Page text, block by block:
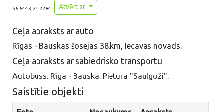
56.6443,24.2284 Atvērt ar
Ceļa apraksts ar auto
Rīgas - Bauskas šosejas 38.km, Iecavas novads.
Ceļa apraksts ar sabiedrisko transportu
Autobuss: Rīga - Bauska. Pietura "Saulgoži".
Saistītie objekti